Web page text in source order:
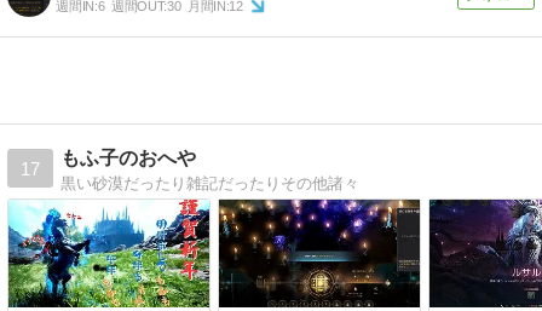
週間IN:6 週間OUT:30 月間IN:12
17
もふ子のおへや
黒い砂漠だったり雑記だったりその他諸々